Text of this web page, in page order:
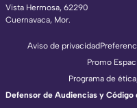
Vista Hermosa, 62290
Cuernavaca, Mor.
Aviso de privacidad
Promo
Programa de
Defensor de Audiencias y Código